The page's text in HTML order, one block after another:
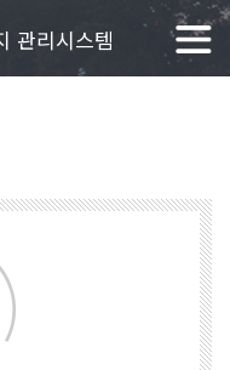
관리시스템